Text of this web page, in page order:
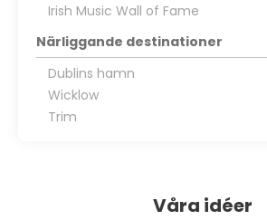
Irish Music Wall of Fame
Närliggande destinationer
Dublins hamn
Wicklow
Trim
Våra idéer